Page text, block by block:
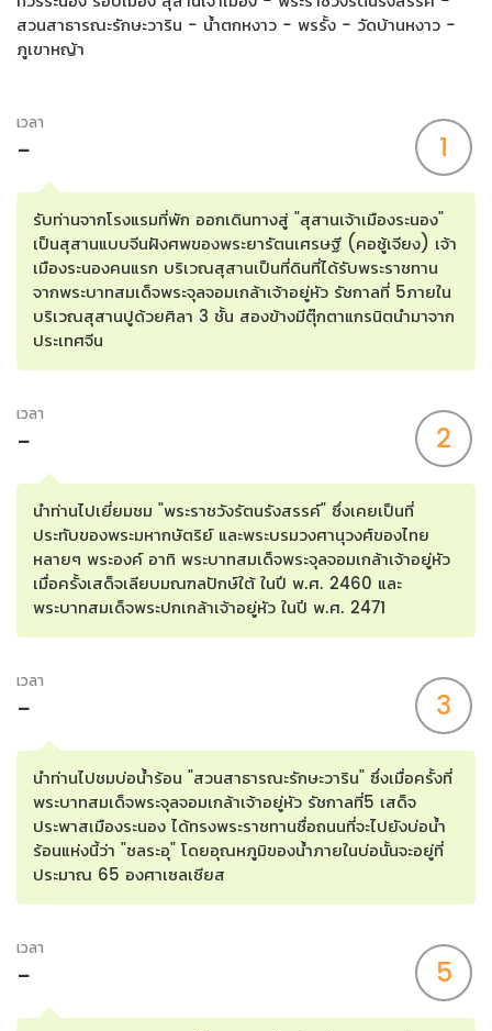
สวนสาธารณะรักษะวาริน - น้ำตกหงาว - พรรั้ง - วัดบ้านหงาว -
ภูเขาหญ้า
เวลา
- 1
รับท่านจากโรงแรมที่พัก ออกเดินทางสู่ "สุสานเจ้าเมืองระนอง"
เป็นสุสานแบบจีนฝังศพของพระยารัตนเศรษฐี (คอซู้เจียง) เจ้า
เมืองระนองคนแรก บริเวณสุสานเป็นที่ดินที่ได้รับพระราชทาน
จากพระบาทสมเด็จพระจุลจอมเกล้าเจ้าอยู่หัว รัชกาลที่ 5ภายใน
บริเวณสุสานปูด้วยศิลา 3 ชั้น สองข้างมีตุ๊กตาแกรนิตนำมาจาก
ประเทศจีน
เวลา
- 2
นำท่านไปเยี่ยมชม "พระราชวังรัตนรังสรรค์" ซึ่งเคยเป็นที่
ประทับของพระมหากษัตริย์ และพระบรมวงศานุวงศ์ของไทย
หลายๆ พระองค์ อาทิ พระบาทสมเด็จพระจุลจอมเกล้าเจ้าอยู่หัว
เมื่อครั้งเสด็จเลียบมณฑลปักษ์ใต้ ในปี พ.ศ. 2460 และ
พระบาทสมเด็จพระปกเกล้าเจ้าอยู่หัว ในปี พ.ศ. 2471
เวลา
- 3
นำท่านไปชมบ่อน้ำร้อน "สวนสาธารณะรักษะวาริน" ซึ่งเมื่อครั้งที่
พระบาทสมเด็จพระจุลจอมเกล้าเจ้าอยู่หัว รัชกาลที่5 เสด็จ
ประพาสเมืองระนอง ได้ทรงพระราชทานชื่อถนนที่จะไปยังบ่อน้ำ
ร้อนแห่งนี้ว่า "ชลระอุ" โดยอุณหภูมิของน้ำภายในบ่อนั้นจะอยู่ที่
ประมาณ 65 องศาเซลเซียส
เวลา
- 5